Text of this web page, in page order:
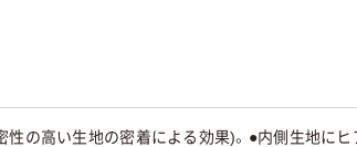
の高い生地の密着による効果)。●内側生地に